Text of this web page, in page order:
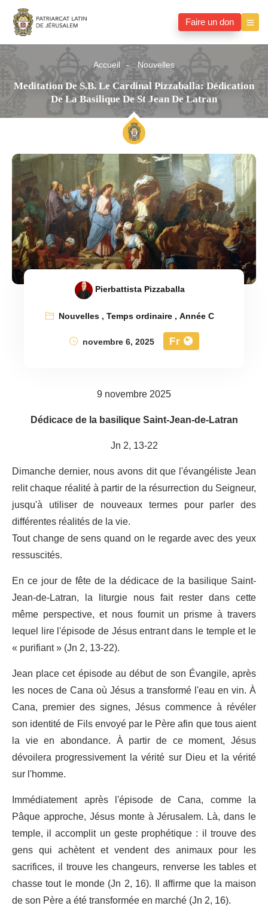
Faire un don
Accueil Nouvelles
Meditation De S.B. Le Cardinal Pizzaballa: Dédication
De La Basilique De St Jean De Latran
Pierbattista Pizzaballa
Nouvelles,Temps ordinaire,Année C
novembre 6, 2025
Fr
9 novembre 2025
Dédicace de la basilique Saint-Jean-de-Latran
Jn 2, 13-22
Dimanche dernier, nous avons dit que l'évangéliste Jean
relit chaque réalité à partir de la résurrection du Seigneur,
jusqu'à utiliser de nouveaux termes pour parler des
différentes réalités de la vie.
Tout change de sens quand on le regarde avec des yeux
ressuscités.
En ce jour de fête de la dédicace de la basilique Saint-
Jean-de-Latran, la liturgie nous fait rester dans cette
même perspective, et nous fournit un prisme à travers
lequel lire l'épisode de Jésus entrant dans le temple et le
« purifiant » (Jn 2, 13-22).
Jean place cet épisode au début de son Évangile, après
les noces de Cana où Jésus a transformé l'eau en vin. À
Cana, premier des signes, Jésus commence à révéler
son identité de Fils envoyé par le Père afin que tous aient
la vie en abondance. À partir de ce moment, Jésus
dévoilera progressivement la vérité sur Dieu et la vérité
sur l'homme.
Immédiatement après l'épisode de Cana, comme la
Pâque approche, Jésus monte à Jérusalem. Là, dans le
temple, il accomplit un geste prophétique : il trouve des
gens qui achètent et vendent des animaux pour les
sacrifices, il trouve les changeurs, renverse les tables et
chasse tout le monde (Jn 2, 16). Il affirme que la maison
de son Père a été transformée en marché (Jn 2, 16).